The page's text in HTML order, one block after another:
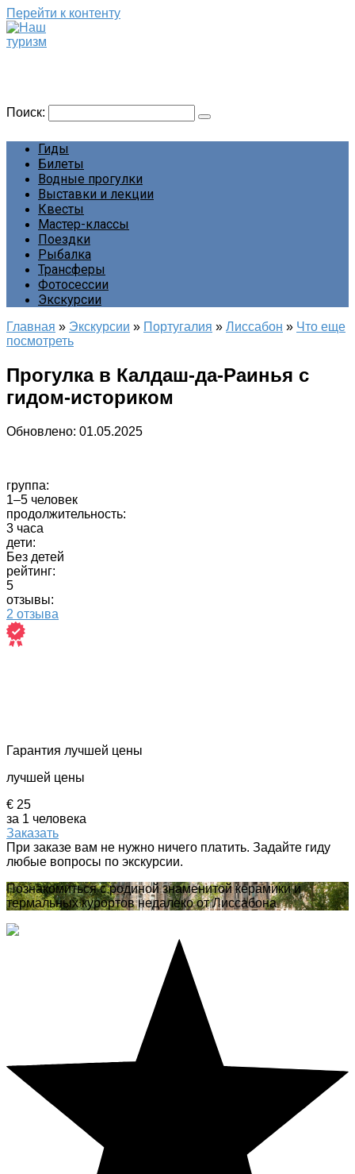
Перейти к контенту
Поиск:
Гиды
Билеты
Водные прогулки
Выставки и лекции
Квесты
Мастер-классы
Поездки
Рыбалка
Трансферы
Фотосессии
Экскурсии
Главная » Экскурсии » Португалия » Лиссабон » Что еще
посмотреть
Прогулка в Калдаш-да-Раинья с
гидом-историком
Обновлено: 01.05.2025
группа:
1–5 человек
продолжительность:
3 часа
дети:
Без детей
рейтинг:
5
отзывы:
2 отзыва
Гарантия лучшей цены
лучшей цены
€ 25
за 1 человека
Заказать
При заказе вам не нужно ничего платить. Задайте гиду
любые вопросы по экскурсии.
Познакомиться с родиной знаменитой керамики и
термальных курортов недалеко от Лиссабона